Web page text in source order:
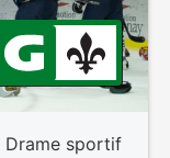
Drame sportif